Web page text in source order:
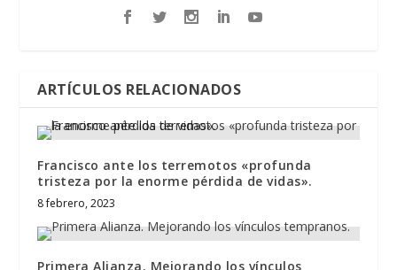
ARTÍCULOS RELACIONADOS
Francisco ante los terremotos «profunda
tristeza por la enorme pérdida de vidas».
8 febrero, 2023
Primera Alianza. Mejorando los vínculos